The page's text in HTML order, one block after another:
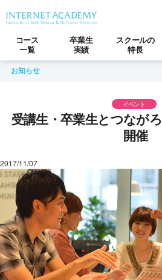
コース
一覧
卒業生
実績
スクールの
特長
お知らせ
イベント
受講生・卒業生とつなが
開催
2017/11/07